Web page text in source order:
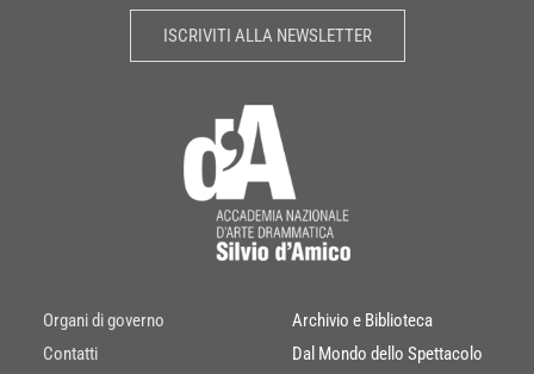
ISCRIVITI ALLA NEWSLETTER
Organi di governo
Contatti
Archivio e Biblioteca
Dal Mondo dello Spettacolo